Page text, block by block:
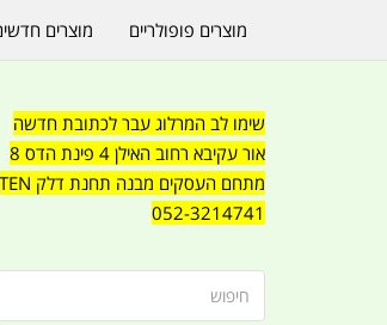
שימו לב המרלוג עבר לכתובת חדשה
אור עקיבא רחוב האילן 4 פינת הדס 8
מתחם העסקים מבנה תחנת דלק TEN
052-3214741
מוצרים פופולריים מוצרים